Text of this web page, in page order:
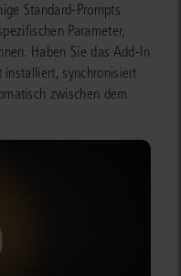
Standard-Prompts
Parameter,
Haben Sie das Add-In
synchronisiert
zwischen dem